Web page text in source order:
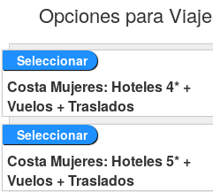
Opciones para
Seleccionar
Costa Mujeres: Hoteles 4* +
Vuelos + Traslados
Seleccionar
Costa Mujeres: Hoteles 5* +
Vuelos + Traslados